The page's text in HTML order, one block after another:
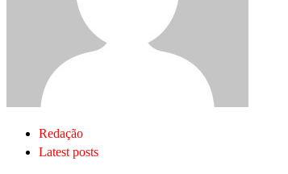
Redação
Latest posts